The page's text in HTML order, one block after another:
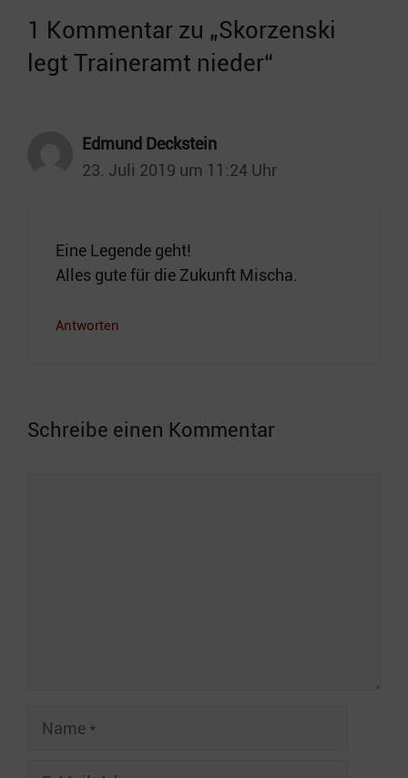
1 Kommentar zu „Skorzenski
legt Traineramt nieder“
Edmund Deckstein
23. Juli 2019 um 11:24 Uhr
Eine Legende geht!
Alles gute für die Zukunft Mischa.
Antworten
Schreibe einen Kommentar
Name